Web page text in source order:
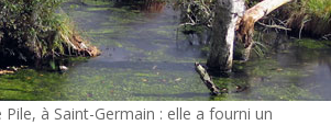
à Saint-Germain : elle a fourni un